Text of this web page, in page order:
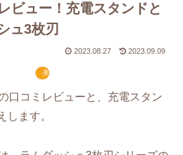
ビュー！充電スタンドと
ュ3枚刃
2023.08.27 2023.09.09
美容家電
口コミレビューと、充電スタン
します。